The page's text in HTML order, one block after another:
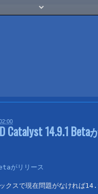
Catalyst 14.9.1
がリリース
クスで現在問題がなければ